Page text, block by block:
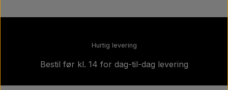
Hurtig levering
Bestil før kl. 14 for dag-til-dag levering